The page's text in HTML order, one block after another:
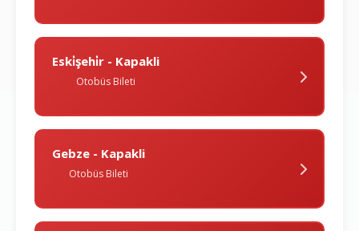
Eski̇şehi̇r - Kapakli
Otobüs Bileti
Gebze - Kapakli
Otobüs Bileti